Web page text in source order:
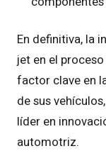
En definitiva, la
jet en el
factor clave en
de sus
líder en
automotriz.